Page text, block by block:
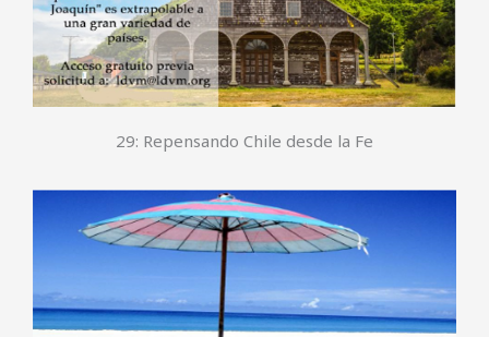
29: Repensando Chile desde la Fe